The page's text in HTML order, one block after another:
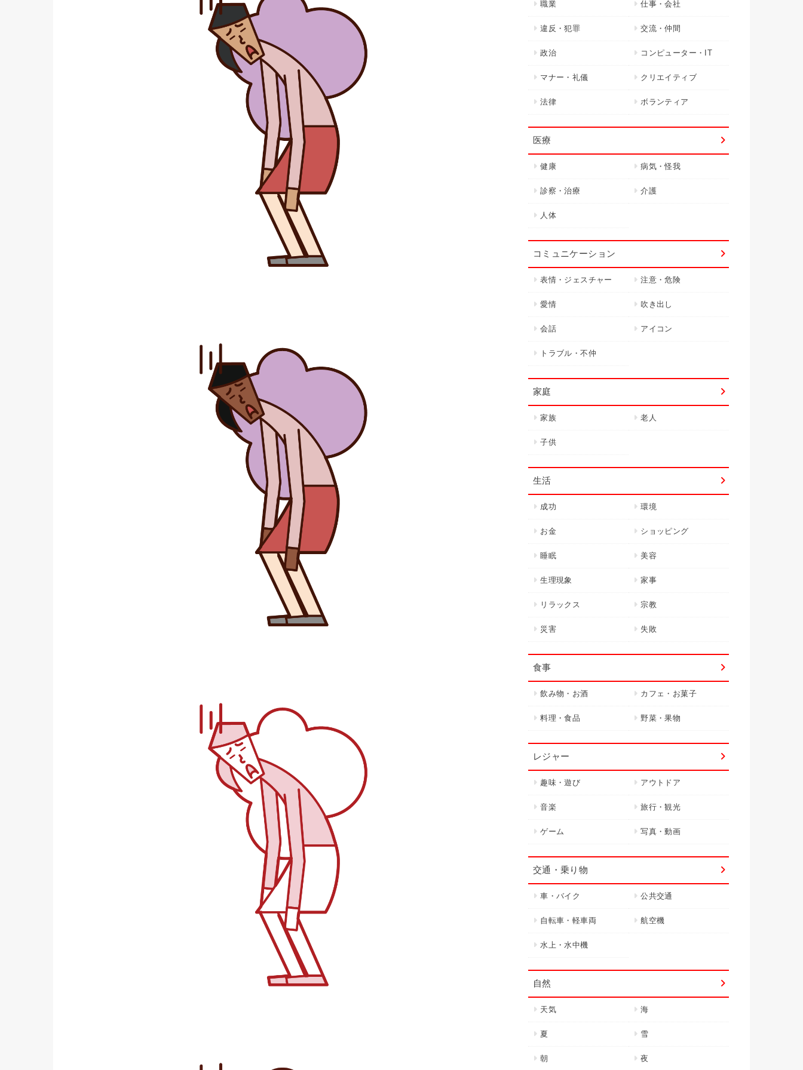
職業 仕事・会社
違反・犯罪 交流・仲間
政治 コンピューター・IT
マナー・礼儀 クリエイティブ
法律 ボランティア
医療
健康 病気・怪我
診察・治療 介護
人体
コミュニケーション
表情・ジェスチャー 注意・危険
愛情 吹き出し
会話 アイコン
トラブル・不仲
家庭
家族 老人
子供
生活
成功 環境
お金 ショッピング
睡眠 美容
生理現象 家事
リラックス 宗教
災害 失敗
食事
飲み物・お酒 カフェ・お菓子
料理・食品 野菜・果物
レジャー
趣味・遊び アウトドア
音楽 旅行・観光
ゲーム 写真・動画
交通・乗り物
車・バイク 公共交通
自転車・軽車両 航空機
水上・水中機
自然
天気 海
夏 雪
朝 夜